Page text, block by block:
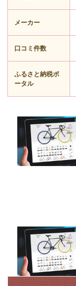
メーカー
口コミ件数
ふるさと納税ポ
ータル